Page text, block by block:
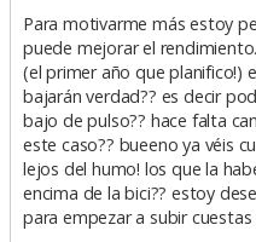
Para motivarme más estoy
puede mejorar el
(el primer año que planifico!)
bajarán verdad?? es decir
bajo de pulso?? hace falta
este caso?? bueeno ya véis
lejos del humo! los que la
encima de la bici?? estoy
para empezar a subir